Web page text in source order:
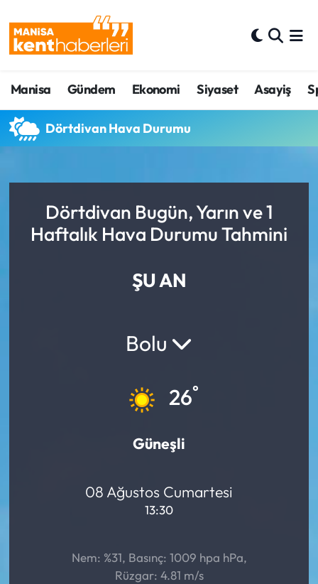
Manisa Gündem Ekonomi Siyaset Asayiş
Dörtdivan Hava Durumu
Dörtdivan Bugün, Yarın ve 1
Haftalık Hava Durumu Tahmini
ŞU AN
Bolu
26°
Güneşli
08 Ağustos Cumartesi
13:30
Nem: %31, Basınç: 1009 hpa hPa,
Rüzgar: 4.81 m/s
Ahmetli Hava Durumu
Ahmetli Trafik Yoğunluk Haritası
Süper Lig Puan Durumu ve Fikstür
Haber Arşivi